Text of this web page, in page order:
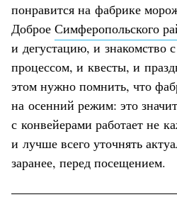
понравится на фабрике
Доброе Симферопольского
и дегустацию, и знакомство
процессом, и квесты, и
этом нужно помнить, что
на осенний режим: это
с конвейерами работает не
и лучше всего уточнять
заранее, перед посещением.